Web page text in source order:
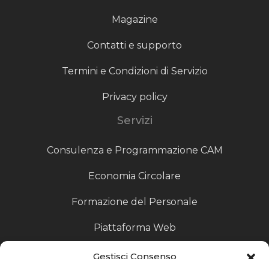
Gestisci Consenso
Magazine
Contatti e supporto
Termini e Condizioni di Servizio
Privacy policy
Servizi
Consulenza e Programmazione CAM
Economia Circolare
Formazione del Personale
Piattaforma Web
Scouting fornitori